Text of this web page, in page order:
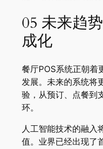
05 未来趋
成化
餐厅POS系统正朝着
发展。未来的系统将
验，从预订、点餐到
环。
人工智能技术的融入
值。业界已经出现了